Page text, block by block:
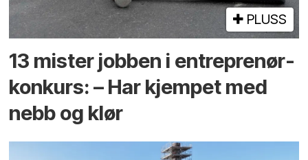
PLUSS
13 mister jobben i entreprenør­
konkurs: – Har kjempet med
nebb og klør